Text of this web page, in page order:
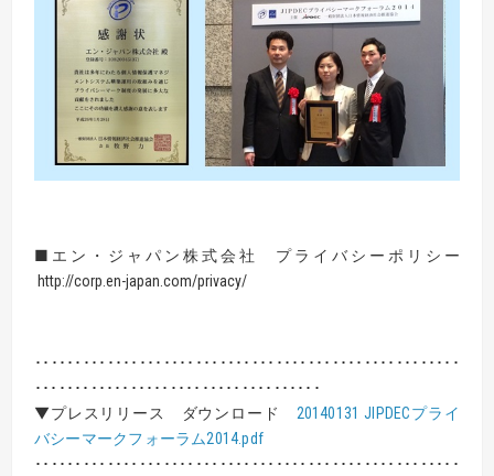
■エン・ジャパン株式会社 プライバシーポリシー
http://corp.en-japan.com/privacy/
･････････････････････････････････････････････････････
････････････････････････････････････
▼プレスリリース ダウンロード 20140131 JIPDECプライ
バシーマークフォーラム2014.pdf
･････････････････････････････････････････････････････